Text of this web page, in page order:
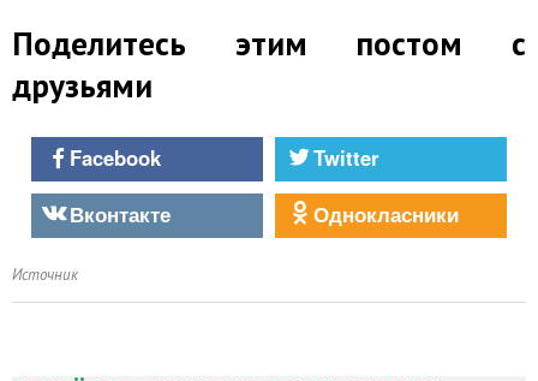
Поделитесь этим постом с
друзьями
Facebook
Twitter
Вконтакте
Однокласники
Источник